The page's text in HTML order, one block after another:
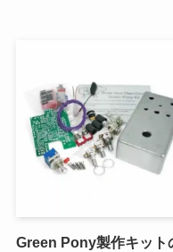
Green Pony製作キット